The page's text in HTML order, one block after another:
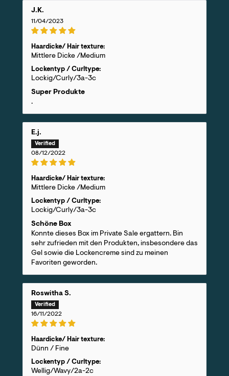
J.K.
11/04/2023
Haardicke/ Hair texture:
Mittlere Dicke /Medium
Lockentyp / Curltype:
Lockig/Curly/3a-3c
Super Produkte
.
E.j.
08/12/2022
Haardicke/ Hair texture:
Mittlere Dicke /Medium
Lockentyp / Curltype:
Lockig/Curly/3a-3c
Schöne Box
Konnte dieses Box im Private Sale ergattern. Bin
sehr zufrieden mit den Produkten, insbesondere das
Gel sowie die Lockencreme sind zu meinen
Favoriten geworden.
Roswitha S.
16/11/2022
Haardicke/ Hair texture:
Dünn / Fine
Lockentyp / Curltype:
Wellig/Wavy/2a-2c